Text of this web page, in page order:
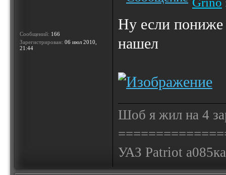
Сообщений: 166
Зарегистрирован: 06 июл 2010,
21:44
Ну если пониже
нашел
Шоб я жил на 4
УАЗ Patriot